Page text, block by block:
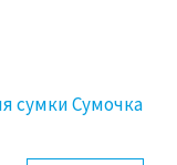
сумки Сумочка